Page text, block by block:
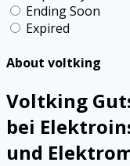
Ending Soon
Expired
About voltking
Voltking
bei
und